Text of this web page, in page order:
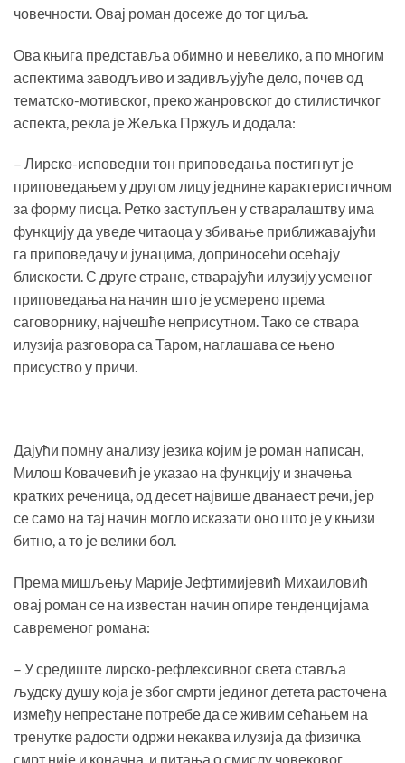
човечности. Овај роман досеже до тог циља.
Ова књига представља обимно и невелико, а по многим
аспектима заводљиво и задивљујуће дело, почев од
тематско-мотивског, преко жанровског до стилистичког
аспекта, рекла је Жељка Пржуљ и додала:
– Лирско-исповедни тон приповедања постигнут је
приповедањем у другом лицу једнине карактеристичном
за форму писца. Ретко заступљен у стваралаштву има
функцију да уведе читаоца у збивање приближавајући
га приповедачу и јунацима, доприносећи осећају
блискости. С друге стране, стварајући илузију усменог
приповедања на начин што је усмерено према
саговорнику, најчешће неприсутном. Тако се ствара
илузија разговора са Таром, наглашава се њено
присуство у причи.
Дајући помну анализу језика којим је роман написан,
Милош Ковачевић је указао на функцију и значења
кратких реченица, од десет највише дванаест речи, јер
се само на тај начин могло исказати оно што је у књизи
битно, а то је велики бол.
Према мишљењу Марије Јефтимијевић Михаиловић
овај роман се на известан начин опире тенденцијама
савременог романа:
– У средиште лирско-рефлексивног света ставља
људску душу која је због смрти јединог детета расточена
између непрестане потребе да се живим сећањем на
тренутке радости одржи некаква илузија да физичка
смрт није и коначна, и питања о смислу човековог